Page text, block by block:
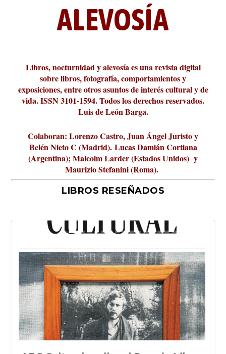
Revista Cultural Turia, númer...
10.000 pasos al día? Lo que d...
paisajística del mar de Sicil...
París
metafísicos de la novela ne...
ALEVOSÍA
Libros, nocturnidad y alevosía es una revista digital
sobre libros, fotografía, comportamientos y
exposiciones, entre otros asuntos de interés cultural y de
vida. ISSN 3101-1594. Todos los derechos reservados.
Luis de León Barga.
Colaboran: Lorenzo Castro, Juan Ángel Juristo y
Belén Nieto C (Madrid). Lucas Damián Cortiana
(Argentina); Malcolm Larder (Estados Unidos) y
Maurizio Stefanini (Roma).
LIBROS RESEÑADOS